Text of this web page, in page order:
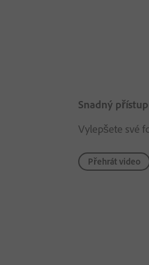
Snadný
Vylepšete své
Přehrát video